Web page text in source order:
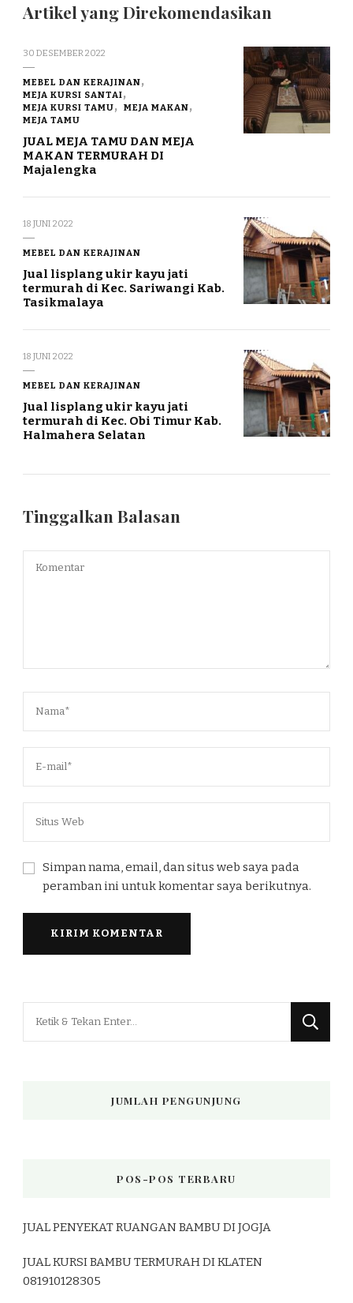
Artikel yang Direkomendasikan
30 DESEMBER 2022
MEBEL DAN KERAJINAN
MEJA KURSI SANTAI
MEJA KURSI TAMU
MEJA MAKAN
MEJA TAMU
JUAL MEJA TAMU DAN MEJA
MAKAN TERMURAH DI
Majalengka
18 JUNI 2022
MEBEL DAN KERAJINAN
Jual lisplang ukir kayu jati
termurah di Kec. Sariwangi Kab.
Tasikmalaya
18 JUNI 2022
MEBEL DAN KERAJINAN
Jual lisplang ukir kayu jati
termurah di Kec. Obi Timur Kab.
Halmahera Selatan
Tinggalkan Balasan
Simpan nama, email, dan situs web saya pada
peramban ini untuk komentar saya berikutnya.
JUMLAH PENGUNJUNG
POS-POS TERBARU
JUAL PENYEKAT RUANGAN BAMBU DI JOGJA
JUAL KURSI BAMBU TERMURAH DI KLATEN
081910128305